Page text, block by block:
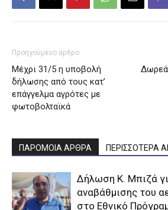
Προηγούμενο άρθρο
Μέχρι 31/5 η υποβολή
δήλωσης από τους κατ’
επάγγελμα αγρότες με
φωτοβολταϊκά
ΠΑΡΟΜΟΙΑ ΑΡΘΡΑ ΠΕΡΙΣΣΟΤΕΡΑ
Δήλωση Κ. Μπιζά
αναβάθμισης του
στο Εθνικό